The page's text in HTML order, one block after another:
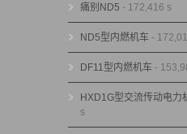
痛别ND5 - 172,416 s
ND5型内燃机车 -
DF11型内燃机车 -
HXD1G型交流传动电力
s